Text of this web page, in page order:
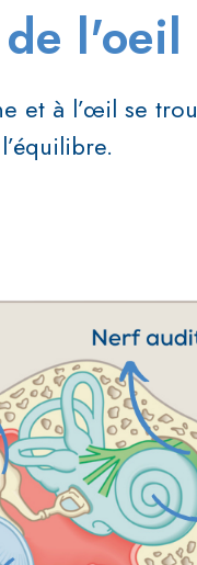
l'oeil
et à l’œil se